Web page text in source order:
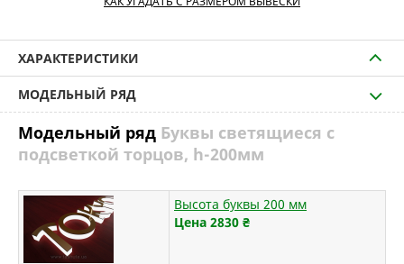
ХАРАКТЕРИСТИКИ
МОДЕЛЬНЫЙ РЯД
Модельный ряд Буквы светящиеся с
подсветкой торцов, h-200мм
Высота буквы 200 мм
Цена 2830 ₴